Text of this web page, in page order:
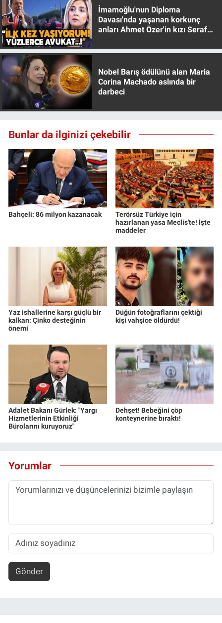
İmamoğlu'nun Diploma
Davası'nda yaşanan korkunç
anları Ahmet Özer'in kızı Seraf
Nobel Barış ödülünü alan Maria
Corina Machado aslında bir
darbeci
Bunlar da ilginizi çekebilir
Bahçeli: 86 milyon kazanacak
Terörsüz Türkiye için
hazırlanan yasa Meclis'te! İşte
maddeler
Yaz ishallerine karşı güçlü bir
kalkan: Çinko desteğinin
önemi
Düğün fotoğraflarını çektiği
kişi vahşice öldürdü!
Adalet Bakanı Gürlek: "Yargı
Hizmetlerinin Etkinliği
Bürolarını kuruyoruz"
Dehşet! Bebeğini çöp
konteynerine bıraktı!
Yorumlar
Gönder